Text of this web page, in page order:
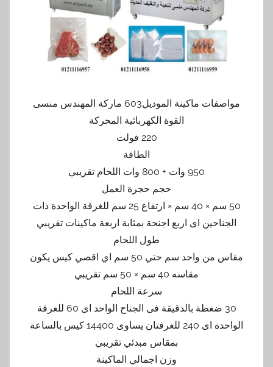
مواصفات ماكينة الموديل603 ماركة المهندس منسى
القوة الكهربائية المحركة
220 فولت
الطاقة
950 وات + 800 وات اللحام تقريبي
حجم حجرة العمل
50 سم × 40 سم × ارتفاع 25 سم للغرقة الواحدة ذات
الجناحين اى اربع اجنحة بمثابة اربعة ماكينات تقريبي
طول اللحام
مقاس من واحد سم حتي 50 سم اي اقصي كيس يكون
مقاسه 40 سم × 50 سم تقريبي
سرعة اللحام
30 ضغطة بالدقيقة فى الجناح الواحد اى 60 للغرفة
الواحدة اى 240 للغرفتان يساوى 14400 كيس بالساعة
بمقاس مبدئي تقريبي
وزن اجمالي الماكينة